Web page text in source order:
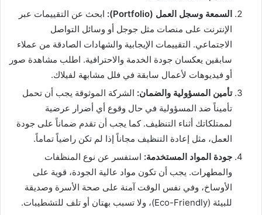
السمعة وسجل العمل (Portfolio):
ابحث عن التقييمات عبر
الإنترنت على منصات مثل جوجل أو وسائل التواصل
الاجتماعي. التقييمات الإيجابية والشهادات الصادقة من عملاء
سابقين يعكسان جودة الخدمة والاحترافية. اطلب مشاهدة صور
أو فيديوهات لأعمال سابقة في فلل مشابهة لفيلاك.
تأمين المسؤولية والضمان: الشركة الموثوقة يجب أن تحمل
تأميناً ضد المسؤولية في حال وقوع أي أضرار عرضية
لممتلكاتك أثناء التنظيف. كما يجب أن تقدم ضماناً على جودة
العمل، مثل إعادة التنظيف مجاناً إذا لم تكن راضياً تماماً.
جودة المواد المستخدمة: استفسر عن نوع المنظفات
والمطهرات. يجب أن تكون مواد عالية الجودة، قوية على
الأوساخ، وفي نفس الوقت آمنة على صحة الأسرة وصديقة
للبيئة (Eco-Friendly)، ولا تسبب بهتان أو تلف للتشطيبات.